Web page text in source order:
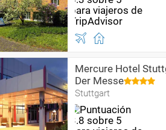
Mercure Hotel
Der Messe
Stuttgart